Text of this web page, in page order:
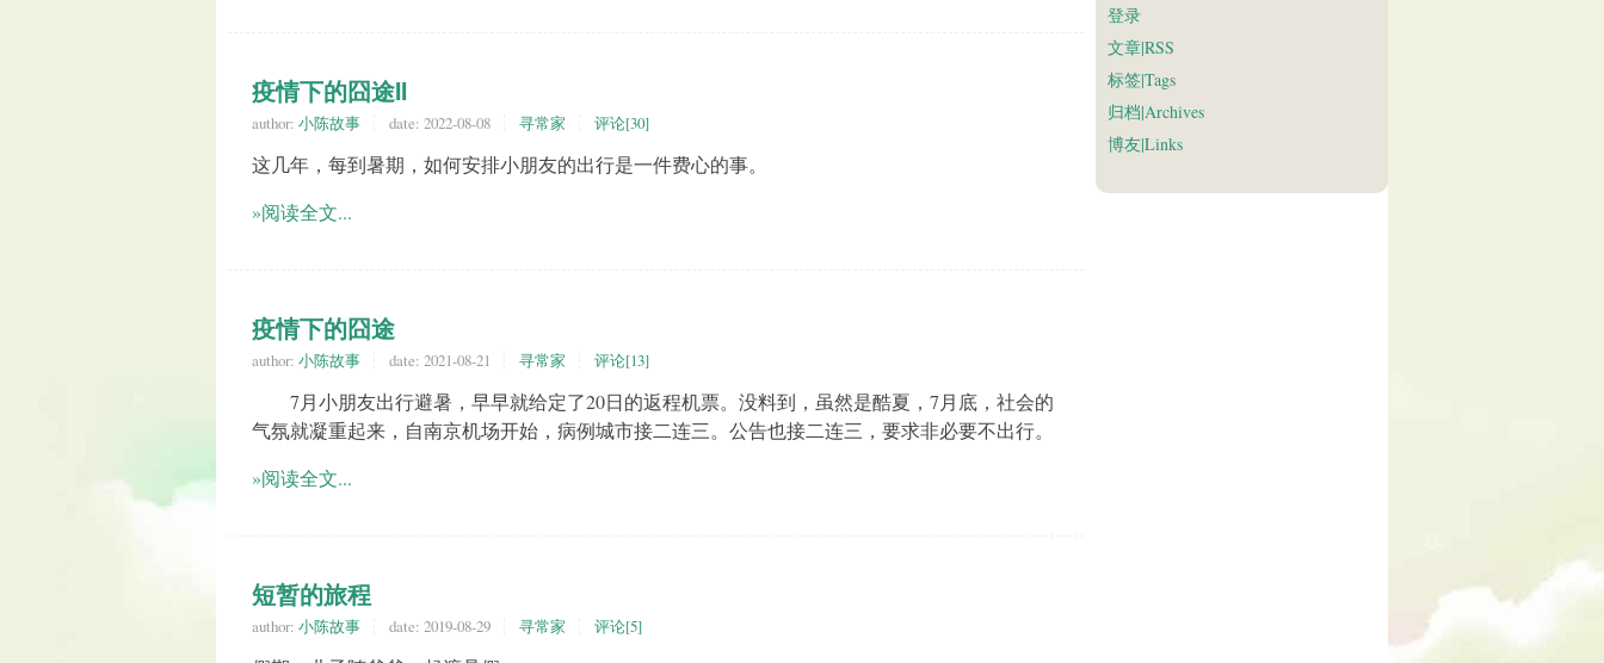
疫情下的囧途II
author: 小陈故事 date: 2022-08-08 寻常家 评论[30]
这几年，每到暑期，如何安排小朋友的出行是一件费心的事。
»阅读全文...
疫情下的囧途
author: 小陈故事 date: 2021-08-21 寻常家 评论[13]
7月小朋友出行避暑，早早就给定了20日的返程机票。没料到，虽然是酷夏，7月底，社会的
气氛就凝重起来，自南京机场开始，病例城市接二连三。公告也接二连三，要求非必要不出行。
»阅读全文...
短暂的旅程
author: 小陈故事 date: 2019-08-29 寻常家 评论[5]
登录
文章|RSS
标签|Tags
归档|Archives
博友|Links